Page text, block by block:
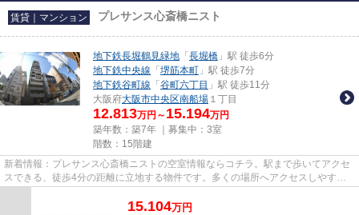
賃貸｜マンション プレサンス心斎橋ニスト
地下鉄長堀鶴見緑地 「 長堀橋 」駅 徒歩6分
地下鉄中央線 「 堺筋本町 」駅 徒歩7分
地下鉄谷町線 「 谷町六丁目 」駅 徒歩11分
大阪府大阪市中央区南船場 １丁目
12.813万円～ 15.194万円
築年数：築7年 ｜募集中： 3室
階数：15階建
新着情報：プレサンス心斎橋ニストの空室情報ならコチラ。駅まで歩いてアクセ
スできる、徒歩4分の距離に立地する物件です。多くの場所へアクセスしやすい3
15.104万円